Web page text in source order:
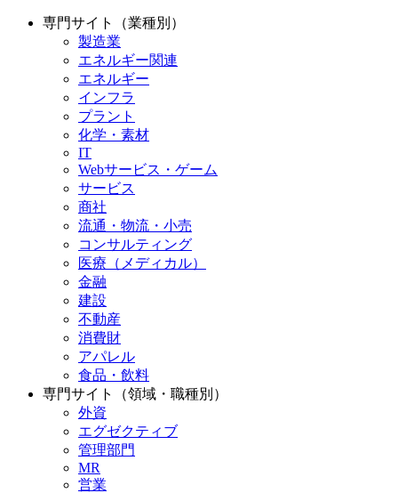
専門サイト（業種別）
製造業
エネルギー関連
エネルギー
インフラ
プラント
化学・素材
IT
Webサービス・ゲーム
サービス
商社
流通・物流・小売
コンサルティング
医療（メディカル）
金融
建設
不動産
消費財
アパレル
食品・飲料
専門サイト（領域・職種別）
外資
エグゼクティブ
管理部門
MR
営業